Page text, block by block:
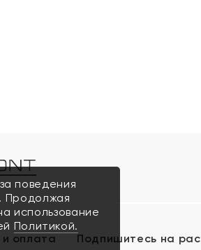
оплата Подпишитесь на
поведения
Продолжая
использование
Политикой.